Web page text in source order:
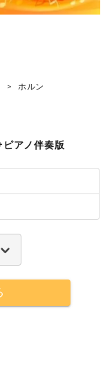
>
ホルン
アノ伴奏版